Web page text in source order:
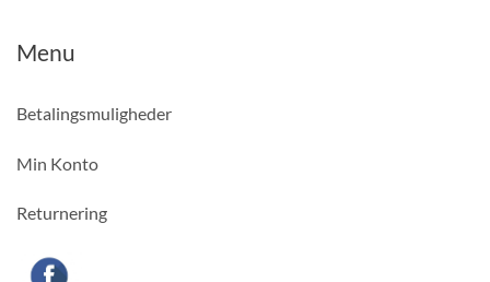
Menu
Betalingsmuligheder
Min Konto
Returnering